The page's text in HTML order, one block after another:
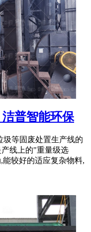
普智能环保
圾等固废处置生产线的
线上的"重量级选
较好的适应复杂物料,